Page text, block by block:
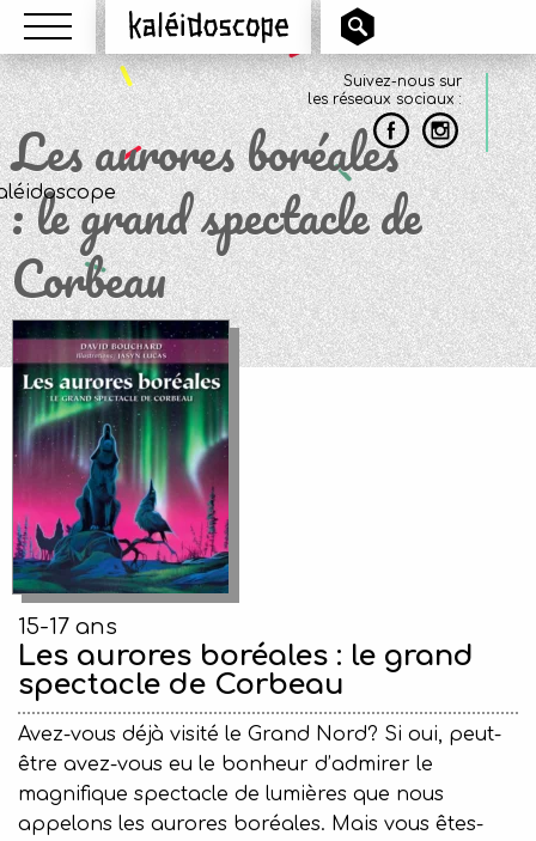
Menu Kaléidoscope
Suivez-nous sur
les réseaux sociaux :
Les aurores boréales
: le grand spectacle de
Corbeau
15-17 ans
Les aurores boréales : le grand
spectacle de Corbeau
Avez-vous déjà visité le Grand Nord? Si oui, peut-
être avez-vous eu le bonheur d’admirer le
magnifique spectacle de lumières que nous
appelons les aurores boréales. Mais vous êtes-